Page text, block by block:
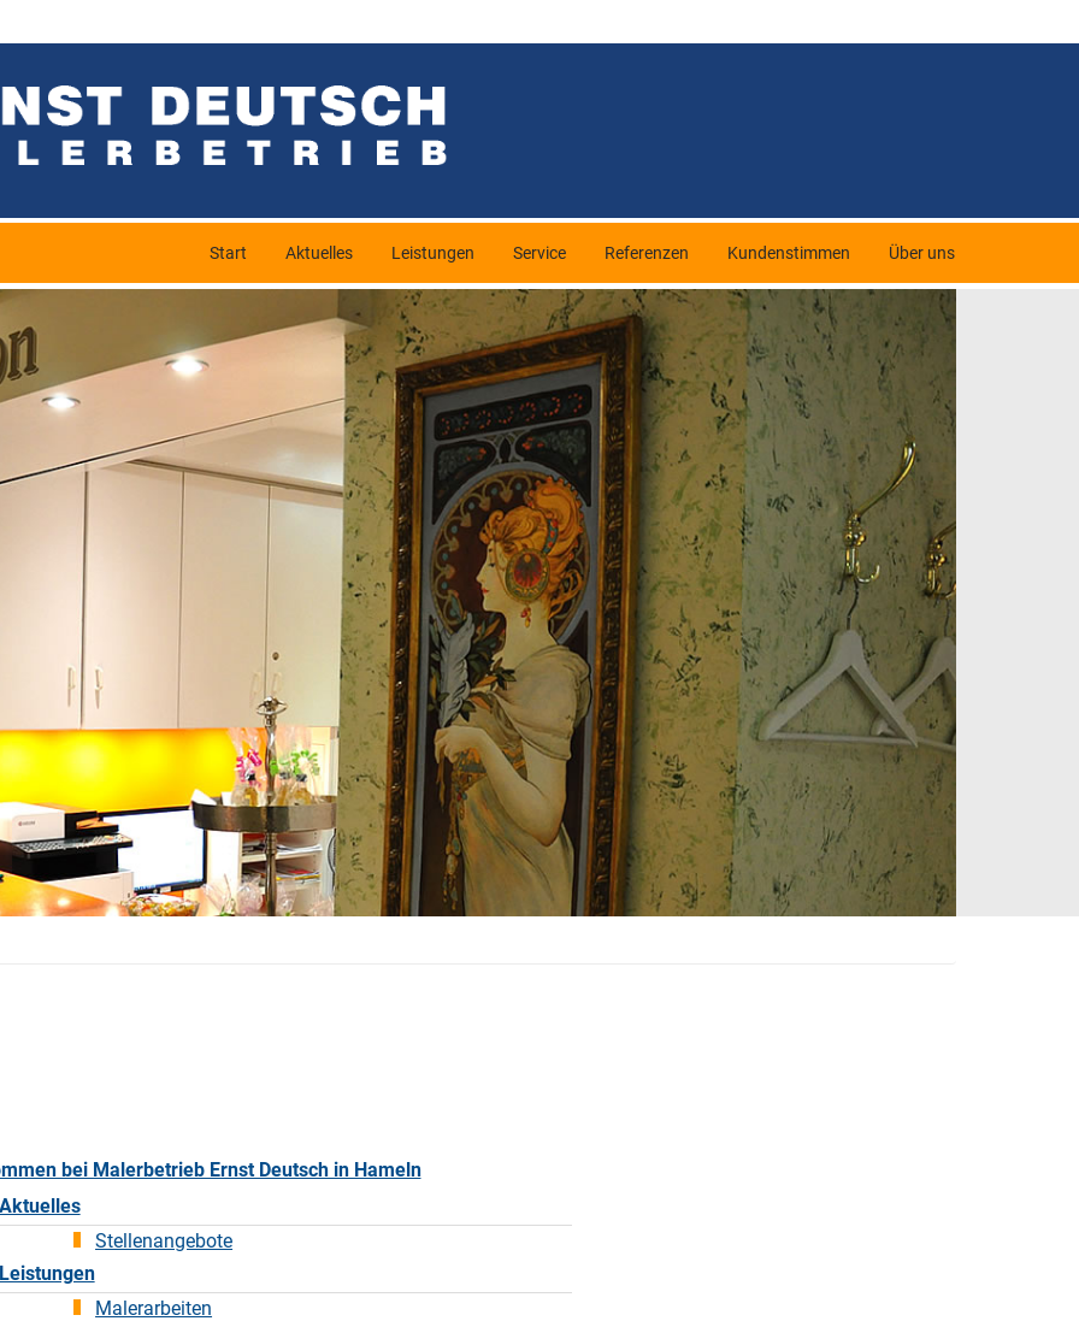
Start Aktuelles Leistungen Service Referenzen Kundenstimmen Über uns
bei Malerbetrieb Ernst Deutsch in Hameln
Aktuelles
Stellenangebote
Leistungen
Malerarbeiten